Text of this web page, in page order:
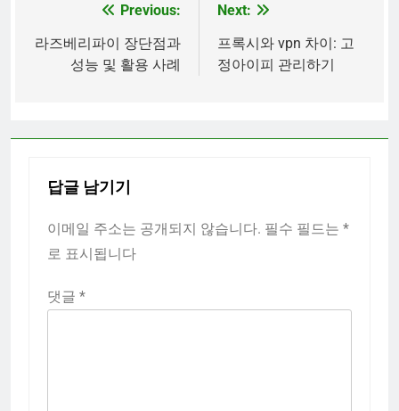
탐
Previous:
라즈베리파이 장단점과
성능 및 활용 사례
Next:
프록시와 vpn 차이: 고
정아이피 관리하기
답글 남기기
이메일 주소는 공개되지 않습니다. 필수 필드는 *
로 표시됩니다
댓글 *